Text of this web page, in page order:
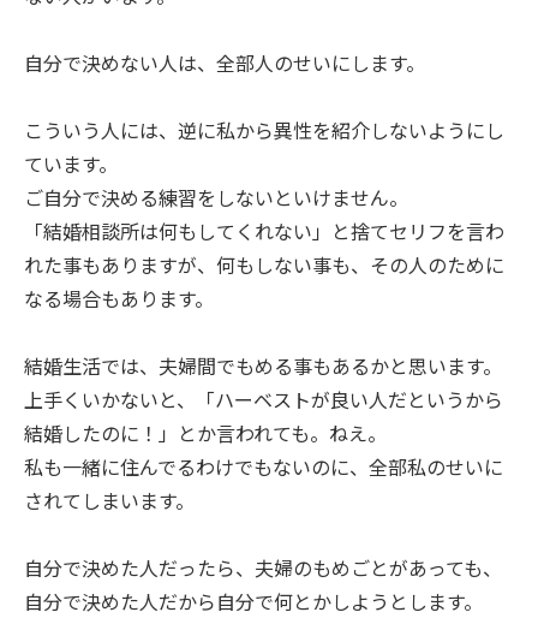
自分で決めない人は、全部人のせいにします。
こういう人には、逆に私から異性を紹介しないようにし
ています。
ご自分で決める練習をしないといけません。
「結婚相談所は何もしてくれない」と捨てセリフを言わ
れた事もありますが、何もしない事も、その人のために
なる場合もあります。
結婚生活では、夫婦間でもめる事もあるかと思います。
上手くいかないと、「ハーベストが良い人だというから
結婚したのに！」とか言われても。ねえ。
私も一緒に住んでるわけでもないのに、全部私のせいに
されてしまいます。
自分で決めた人だったら、夫婦のもめごとがあっても、
自分で決めた人だから自分で何とかしようとします。